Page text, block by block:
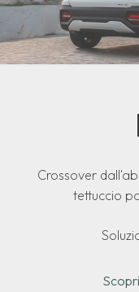
Crossover
tettuccio